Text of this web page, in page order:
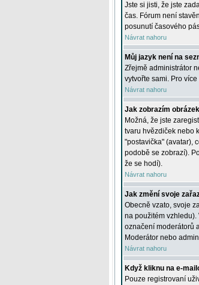
Jste si jisti, že jste
čas. Fórum není
posunutí časového
Návrat nahoru
Můj jazyk není na
Zřejmě administrátor
vytvořte sami. Pro
Návrat nahoru
Jak zobrazím
Možná, že jste
tvaru hvězdiček nebo
"postavička" (avatar),
podobě se zobrazí).
že se hodí).
Návrat nahoru
Jak změní svoje
Obecně vzato, svoje
na použitém
označení moderátorů
Moderátor nebo
Návrat nahoru
Když kliknu na e-
Pouze registrovaní